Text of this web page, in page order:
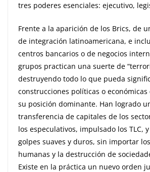
tres poderes esenciales: ejecutivo,
Frente a la aparición de los Brics, de
de integración latinoamericana, e
centros bancarios o de negocios
grupos practican una suerte de
destruyendo todo lo que pueda
construcciones políticas o económicas
su posición dominante. Han logrado
transferencia de capitales de los
los especulativos, impulsado los TLC,
golpes suaves y duros, sin importar
humanas y la destrucción de
Existe en la práctica un nuevo orden